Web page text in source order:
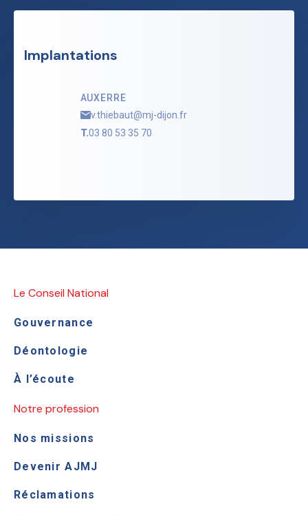
Implantations
AUXERRE
v.thiebaut@mj-dijon.fr
T.03 80 53 35 70
Le Conseil National
Gouvernance
Déontologie
À l’écoute
Notre profession
Nos missions
Devenir AJMJ
Réclamations